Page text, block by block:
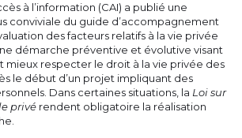
à l’information (CAI) a publié une
conviviale du guide d’accompagnement
des facteurs relatifs à la vie privée
une démarche préventive et évolutive visant
mieux respecter le droit à la vie privée des
le début d’un projet impliquant des
Dans certaines situations, la Loi sur
privé rendent obligatoire la réalisation